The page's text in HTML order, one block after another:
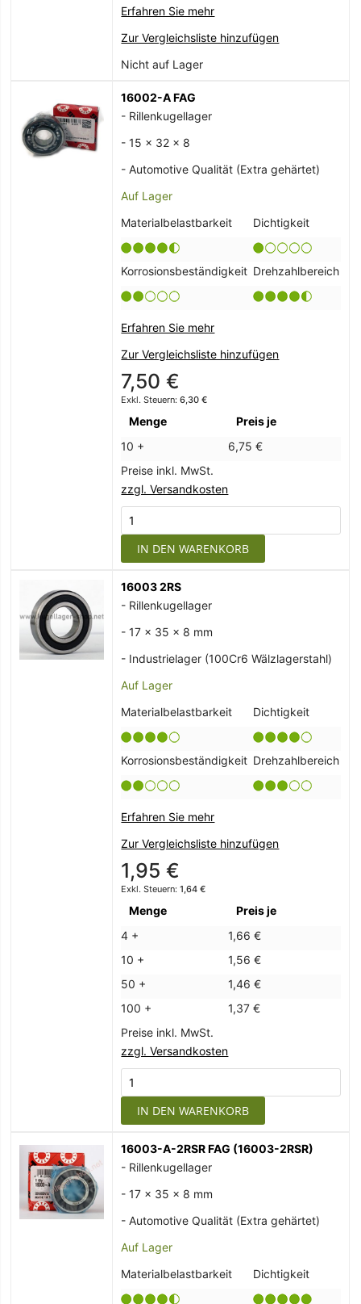
Erfahren Sie mehr
Zur Vergleichsliste hinzufügen
Nicht auf Lager
16002-A FAG
- Rillenkugellager
- 15 x 32 x 8
- Automotive Qualität (Extra gehärtet)
Auf Lager
Materialbelastbarkeit
Dichtigkeit
Korrosionsbeständigkeit Drehzahlbereich
Erfahren Sie mehr
Zur Vergleichsliste hinzufügen
7,50 €
6,30 €
Menge
Preis je
10 +
6,75 €
Preise inkl. MwSt.
zzgl. Versandkosten
IN DEN WARENKORB
16003 2RS
- Rillenkugellager
- 17 x 35 x 8 mm
- Industrielager (100Cr6 Wälzlagerstahl)
Auf Lager
Materialbelastbarkeit
Dichtigkeit
Korrosionsbeständigkeit Drehzahlbereich
Erfahren Sie mehr
Zur Vergleichsliste hinzufügen
1,95 €
1,64 €
Menge
Preis je
4 +
1,66 €
10 +
1,56 €
50 +
1,46 €
100 +
1,37 €
Preise inkl. MwSt.
zzgl. Versandkosten
IN DEN WARENKORB
16003-A-2RSR FAG (16003-2RSR)
- Rillenkugellager
- 17 x 35 x 8 mm
- Automotive Qualität (Extra gehärtet)
Auf Lager
Materialbelastbarkeit
Dichtigkeit